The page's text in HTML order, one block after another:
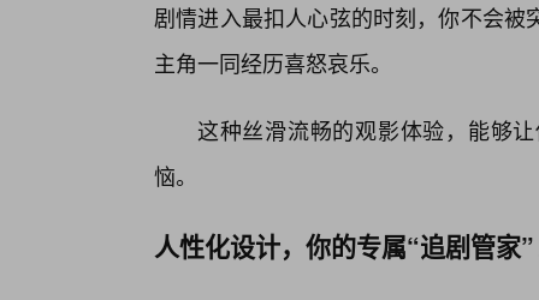
剧情进入最扣人心弦的时刻，你不会
主角一同经历喜怒哀乐。
这种丝滑流畅的观影体验，能够
恼。
人性化设计，你的专属“追剧管家